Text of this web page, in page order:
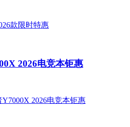
2026电竞本钜惠